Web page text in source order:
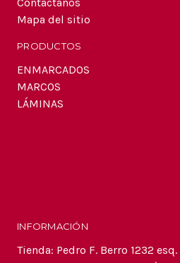
Mapa del sitio
PRODUCTOS
ENMARCADOS
MARCOS
LÁMINAS
INFORMACIÓN
Tienda: Pedro F. Berro 1232 esq.